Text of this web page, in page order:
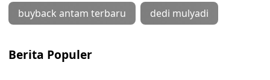
buyback antam terbaru dedi mulyadi
Berita Populer